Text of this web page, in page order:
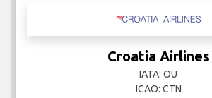
Croatia Airlines
IATA: OU
ICAO: CTN